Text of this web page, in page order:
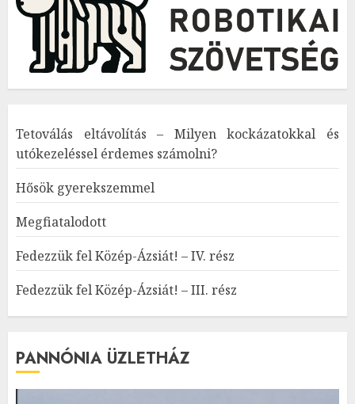
Tetoválás eltávolítás – Milyen kockázatokkal és
utókezeléssel érdemes számolni?
Hősök gyerekszemmel
Megfiatalodott
Fedezzük fel Közép-Ázsiát! – IV. rész
Fedezzük fel Közép-Ázsiát! – III. rész
PANNÓNIA ÜZLETHÁZ